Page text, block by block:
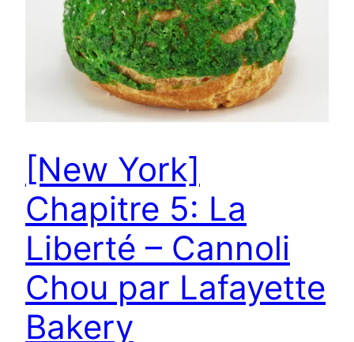
[New York]
Chapitre 5: La
Liberté – Cannoli
Chou par Lafayette
Bakery